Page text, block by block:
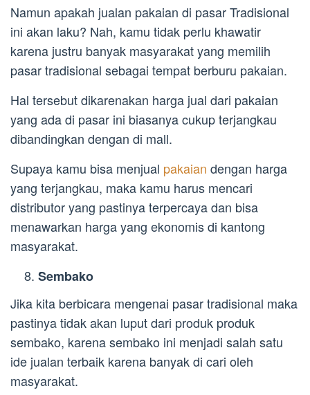
Namun apakah jualan pakaian di pasar Tradisional
ini akan laku? Nah, kamu tidak perlu khawatir
karena justru banyak masyarakat yang memilih
pasar tradisional sebagai tempat berburu pakaian.
Hal tersebut dikarenakan harga jual dari pakaian
yang ada di pasar ini biasanya cukup terjangkau
dibandingkan dengan di mall.
Supaya kamu bisa menjual pakaian dengan harga
yang terjangkau, maka kamu harus mencari
distributor yang pastinya terpercaya dan bisa
menawarkan harga yang ekonomis di kantong
masyarakat.
Sembako
Jika kita berbicara mengenai pasar tradisional maka
pastinya tidak akan luput dari produk produk
sembako, karena sembako ini menjadi salah satu
ide jualan terbaik karena banyak di cari oleh
masyarakat.